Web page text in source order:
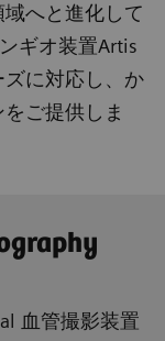
へと進化して
ギオ装置Artis
に対応し、か
ご提供しま
血管撮影装置